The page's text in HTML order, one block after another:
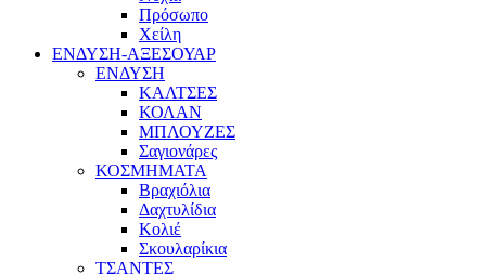
Πρόσωπο
Χείλη
ΕΝΔΥΣΗ-ΑΞΕΣΟΥΑΡ
ΕΝΔΥΣΗ
ΚΑΛΤΣΕΣ
ΚΟΛΑΝ
ΜΠΛΟΥΖΕΣ
Σαγιονάρες
ΚΟΣΜΗΜΑΤΑ
Βραχιόλια
Δαχτυλίδια
Κολιέ
Σκουλαρίκια
ΤΣΑΝΤΕΣ